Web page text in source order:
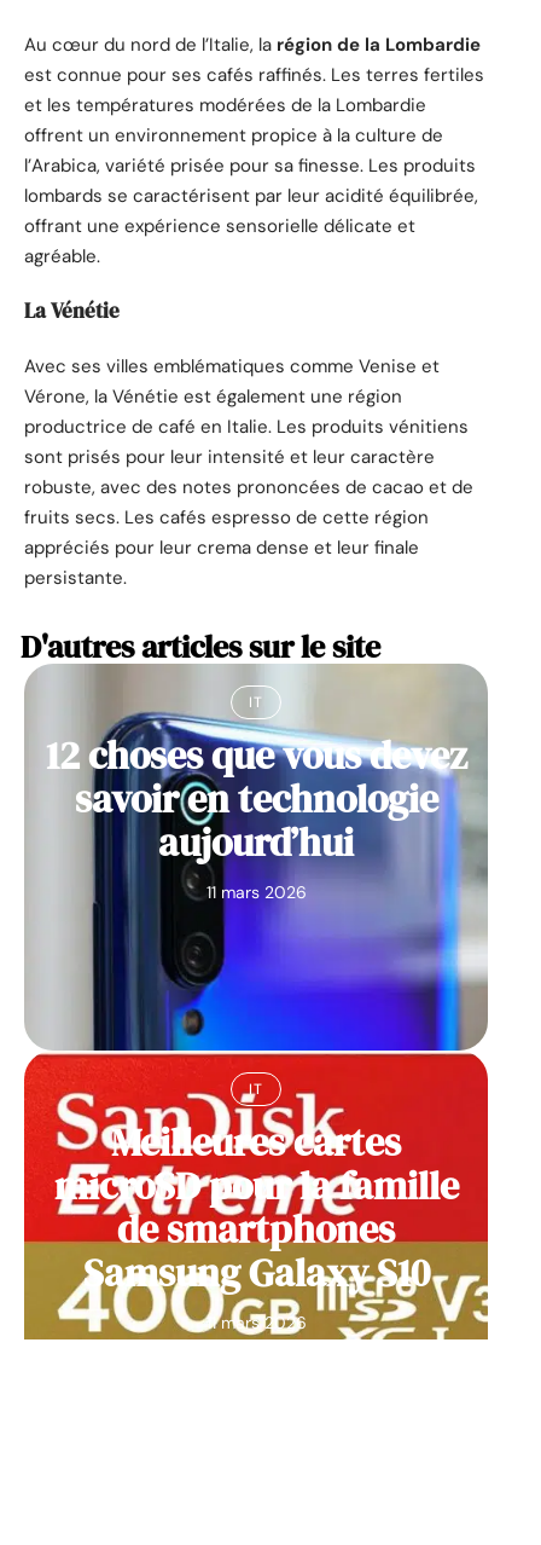
Au cœur du nord de l’Italie, la région de la Lombardie
est connue pour ses cafés raffinés. Les terres fertiles
et les températures modérées de la Lombardie
offrent un environnement propice à la culture de
l’Arabica, variété prisée pour sa finesse. Les produits
lombards se caractérisent par leur acidité équilibrée,
offrant une expérience sensorielle délicate et
agréable.
La Vénétie
Avec ses villes emblématiques comme Venise et
Vérone, la Vénétie est également une région
productrice de café en Italie. Les produits vénitiens
sont prisés pour leur intensité et leur caractère
robuste, avec des notes prononcées de cacao et de
fruits secs. Les cafés espresso de cette région
appréciés pour leur crema dense et leur finale
persistante.
D'autres articles sur le site
IT
12 choses que vous devez
savoir en technologie
aujourd’hui
11 mars 2026
IT
Meilleures cartes
microSD pour la famille
de smartphones
Samsung Galaxy S10
11 mars 2026